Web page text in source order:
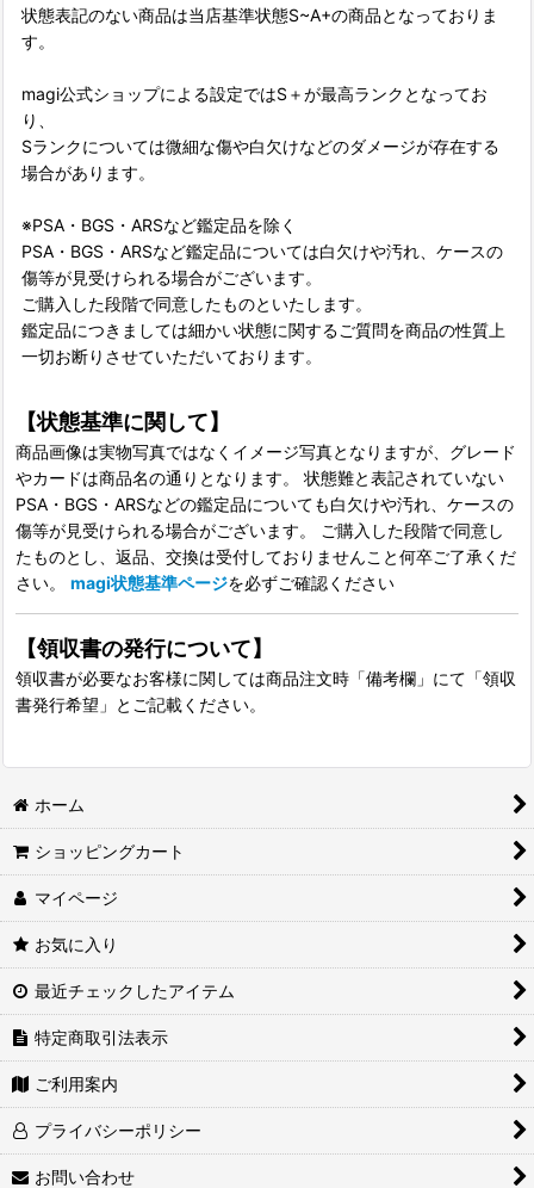
状態表記のない商品は当店基準状態S~A+の商品となっておりま
す。
magi公式ショップによる設定ではS＋が最高ランクとなってお
り、
Sランクについては微細な傷や白欠けなどのダメージが存在する
場合があります。
※PSA・BGS・ARSなど鑑定品を除く
PSA・BGS・ARSなど鑑定品については白欠けや汚れ、ケースの
傷等が見受けられる場合がございます。
ご購入した段階で同意したものといたします。
鑑定品につきましては細かい状態に関するご質問を商品の性質上
一切お断りさせていただいております。
【状態基準に関して】
商品画像は実物写真ではなくイメージ写真となりますが、グレード
やカードは商品名の通りとなります。 状態難と表記されていない
PSA・BGS・ARSなどの鑑定品についても白欠けや汚れ、ケースの
傷等が見受けられる場合がございます。 ご購入した段階で同意し
たものとし、返品、交換は受付しておりませんこと何卒ご了承くだ
さい。 magi状態基準ページを必ずご確認ください
【領収書の発行について】
領収書が必要なお客様に関しては商品注文時「備考欄」にて「領収
書発行希望」とご記載ください。
ホーム
ショッピングカート
マイページ
お気に入り
最近チェックしたアイテム
特定商取引法表示
ご利用案内
プライバシーポリシー
お問い合わせ